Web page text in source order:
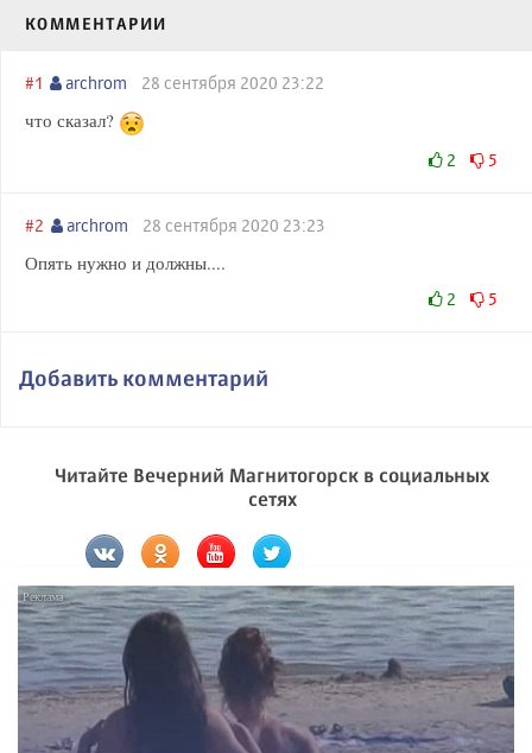
КОММЕНТАРИИ
#1 archrom 28 сентября 2020 23:22
что сказал?
2 5
#2 archrom 28 сентября 2020 23:23
Опять нужно и должны....
2 5
Добавить комментарий
Читайте Вечерний Магнитогорск в социальных
сетях